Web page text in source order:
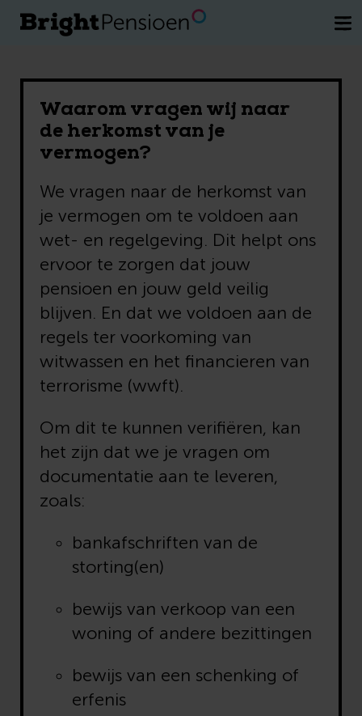
Wil je een kosteloos gesprek met een
van onze pensioenexperts.
Waarom vragen wij naar
de herkomst van je
vermogen?
We vragen naar de herkomst van
je vermogen om te voldoen aan
wet- en regelgeving. Dit helpt ons
ervoor te zorgen dat jouw
pensioen en jouw geld veilig
blijven. En dat we voldoen aan de
regels ter voorkoming van
witwassen en het financieren van
terrorisme (wwft).
Om dit te kunnen verifiëren, kan
het zijn dat we je vragen om
documentatie aan te leveren,
zoals:
bankafschriften van de
storting(en)
bewijs van verkoop van een
woning of andere bezittingen
bewijs van een schenking of
erfenis